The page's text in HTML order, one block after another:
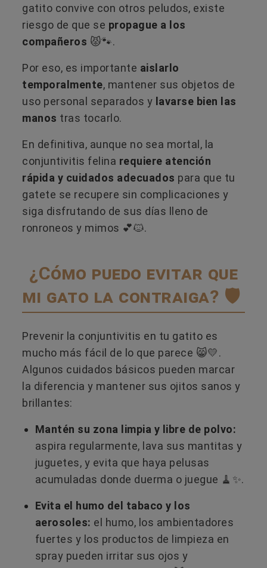
gatito convive con otros peludos, existe
riesgo de que se propague a los
compañeros 😾🐾.
Por eso, es importante aislarlo
temporalmente, mantener sus objetos de
uso personal separados y lavarse bien las
manos tras tocarlo.
En definitiva, aunque no sea mortal, la
conjuntivitis felina requiere atención
rápida y cuidados adecuados para que tu
gatete se recupere sin complicaciones y
siga disfrutando de sus días lleno de
ronroneos y mimos 💕🐱.
¿Cómo puedo evitar que
mi gato la contraiga? 🛡️
Prevenir la conjuntivitis en tu gatito es
mucho más fácil de lo que parece 😸💛.
Algunos cuidados básicos pueden marcar
la diferencia y mantener sus ojitos sanos y
brillantes:
Mantén su zona limpia y libre de polvo:
aspira regularmente, lava sus mantitas y
juguetes, y evita que haya pelusas
acumuladas donde duerma o juegue 🧹✨.
Evita el humo del tabaco y los
aerosoles: el humo, los ambientadores
fuertes y los productos de limpieza en
spray pueden irritar sus ojos y